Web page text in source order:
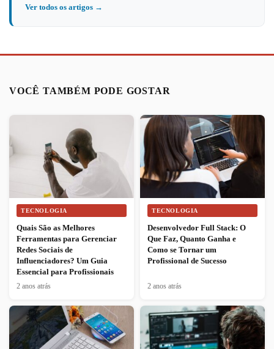
Ver todos os artigos →
VOCÊ TAMBÉM PODE GOSTAR
TECNOLOGIA
Quais São as Melhores
Ferramentas para Gerenciar
Redes Sociais de
Influenciadores? Um Guia
Essencial para Profissionais
2 anos atrás
TECNOLOGIA
Desenvolvedor Full Stack: O
Que Faz, Quanto Ganha e
Como se Tornar um
Profissional de Sucesso
2 anos atrás